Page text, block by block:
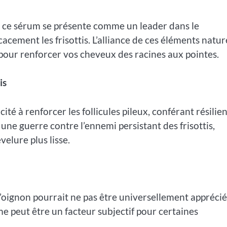
sérum se présente comme un leader dans le
les frisottis. L’alliance de ces éléments
renforcer vos cheveux des racines aux pointes.
à renforcer les follicules pileux, conférant
guerre contre l’ennemi persistant des frisottis,
plus lisse.
pourrait ne pas être universellement
peut être un facteur subjectif pour certaines